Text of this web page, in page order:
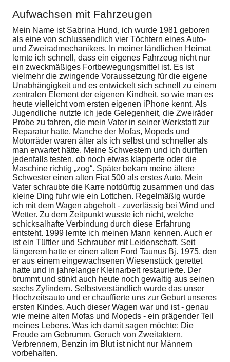
Aufwachsen mit Fahrzeugen
Mein Name ist Sabrina Hund, ich wurde 1981 geboren
als eine von schlussendlich vier Töchtern eines Auto-
und Zweiradmechanikers. In meiner ländlichen Heimat
lernte ich schnell, dass ein eigenes Fahrzeug nicht nur
ein zweckmäßiges Fortbewegungsmittel ist. Es ist
vielmehr die zwingende Voraussetzung für die eigene
Unabhängigkeit und es entwickelt sich schnell zu einem
zentralen Element der eigenen Kindheit, so wie man es
heute vielleicht vom ersten eigenen iPhone kennt. Als
Jugendliche nutzte ich jede Gelegenheit, die Zweiräder
Probe zu fahren, die mein Vater in seiner Werkstatt zur
Reparatur hatte. Manche der Mofas, Mopeds und
Motorräder waren älter als ich selbst und schneller als
man erwartet hätte. Meine Schwestern und ich durften
jedenfalls testen, ob noch etwas klapperte oder die
Maschine richtig „zog“. Später bekam meine ältere
Schwester einen alten Fiat 500 als erstes Auto. Mein
Vater schraubte die Karre notdürftig zusammen und das
kleine Ding fuhr wie ein Lottchen. Regelmäßig wurde
ich mit dem Wagen abgeholt - zuverlässig bei Wind und
Wetter. Zu dem Zeitpunkt wusste ich nicht, welche
schicksalhafte Verbindung durch diese Erfahrung
entsteht. 1999 lernte ich meinen Mann kennen. Auch er
ist ein Tüftler und Schrauber mit Leidenschaft. Seit
längerem hatte er einen alten Ford Taunus Bj. 1975, den
er aus einem eingewachsenen Wiesenstück gerettet
hatte und in jahrelanger Kleinarbeit restaurierte. Der
brummt und stinkt auch heute noch gewaltig aus seinen
sechs Zylindern. Selbstverständlich wurde das unser
Hochzeitsauto und er chauffierte uns zur Geburt unseres
ersten Kindes. Auch dieser Wagen war und ist - genau
wie meine alten Mofas und Mopeds - ein prägender Teil
meines Lebens. Was ich damit sagen möchte: Die
Freude am Gebrumm, Geruch von Zweitaktern,
Verbrennern, Benzin im Blut ist nicht nur Männern
vorbehalten.